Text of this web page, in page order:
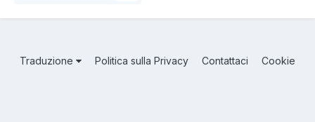
Traduzione Politica sulla Privacy Contattaci Cookie